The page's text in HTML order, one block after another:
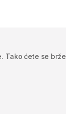
Tako ćete se brže